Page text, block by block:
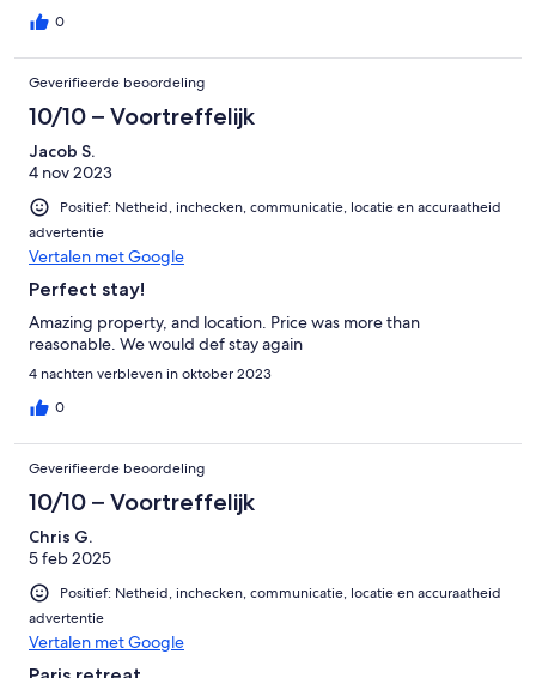
0
Geverifieerde beoordeling
10/10 – Voortreffelijk
Jacob S.
4 nov 2023
Positief: Netheid, inchecken, communicatie, locatie en accuraatheid
advertentie
Vertalen met Google
Perfect stay!
Amazing property, and location. Price was more than
reasonable. We would def stay again
4 nachten verbleven in oktober 2023
0
Geverifieerde beoordeling
10/10 – Voortreffelijk
Chris G.
5 feb 2025
Positief: Netheid, inchecken, communicatie, locatie en accuraatheid
advertentie
Vertalen met Google